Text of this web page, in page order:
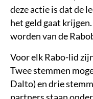
deze actie is dat de
het geld gaat
worden van de
Voor elk Rabo-lid
Twee stemmen
Dalto) en drie